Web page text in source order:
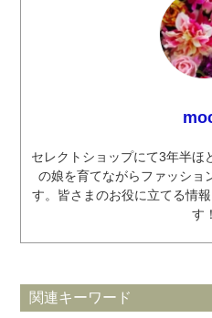
セレクトショップにて3年半ほ
の娘を育てながらファッショ
す。皆さまのお役に立てる情
す！
関連キーワード